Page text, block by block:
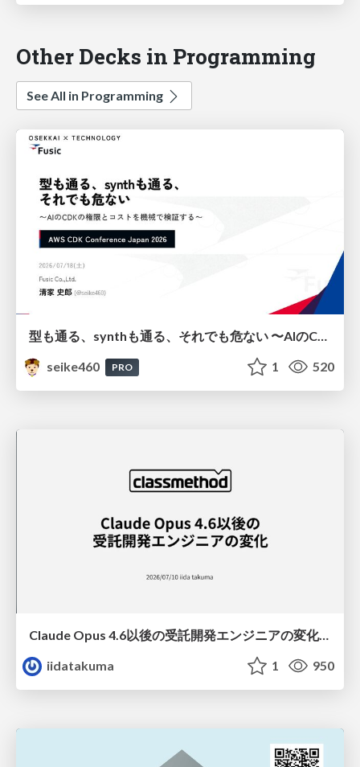
Other Decks in Programming
See All in Programming
seike460
PRO 1 520
Claude Opus 4.6以後の受託開発エンジニアの変化(Claude Code開発ノウハウ大公開スペシャルbyクラスメソッド)
iidatakuma
1 950